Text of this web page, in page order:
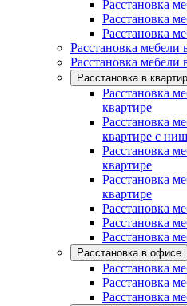
Расстановка
Расстановка
Расстановка
Расстановка мебели
Расстановка мебели
Расстановка в
Расстановка
квартире
Расстановка
квартире с
Расстановка
квартире
Расстановка
квартире
Расстановка
Расстановка
Расстановка
Расстановка в офисе
Расстановка
Расстановка
Расстановка